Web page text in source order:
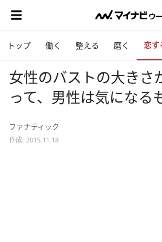
トップ 働く 整える 磨く 恋す
女性のバストの大きさ
って、男性は気になる
ファナティック
作成: 2015.11.18